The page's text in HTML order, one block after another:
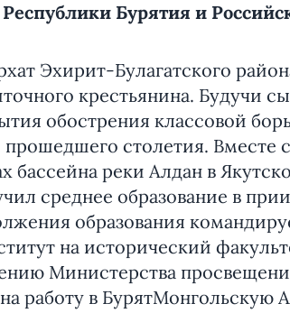
Республики Бурятия и
Эхирит-Булагатского
крестьянина. Будучи
обострения классовой
столетия. Вместе
бассейна реки Алдан в
среднее образование в
образования
на исторический
Министерства
работу в БурятМонгольскую